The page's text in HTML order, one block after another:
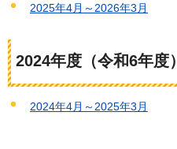
2025年4月～2026年3月
2024年度（令和6年度）
2024年4月～2025年3月